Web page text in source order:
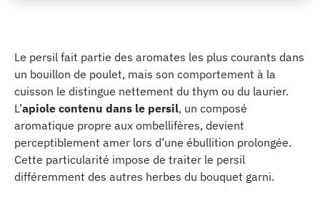
Le persil fait partie des aromates les plus courants dans
un bouillon de poulet, mais son comportement à la
cuisson le distingue nettement du thym ou du laurier.
L’apiole contenu dans le persil, un composé
aromatique propre aux ombellifères, devient
perceptiblement amer lors d’une ébullition prolongée.
Cette particularité impose de traiter le persil
différemment des autres herbes du bouquet garni.